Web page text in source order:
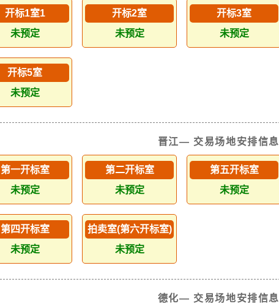
开标1室1
未预定
开标2室
未预定
开标3室
未预定
开标5室
未预定
晋江— 交易场地安排信息
第一开标室
未预定
第二开标室
未预定
第五开标室
未预定
第四开标室
未预定
拍卖室(第六开标室)
未预定
德化— 交易场地安排信息